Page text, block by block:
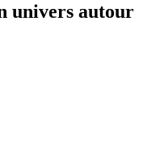
univers autour